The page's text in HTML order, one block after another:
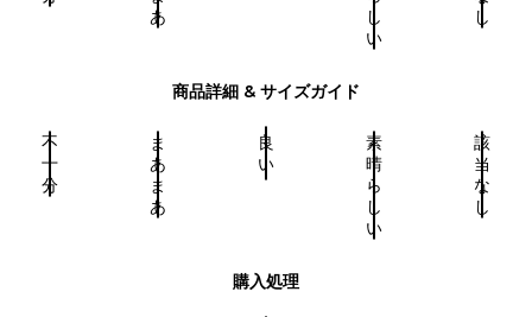
あ
し
い
し
商品詳細 & サイズガイド
不
十
分
ま
あ
ま
あ
良
い
素
晴
ら
し
い
該
当
な
し
購入処理